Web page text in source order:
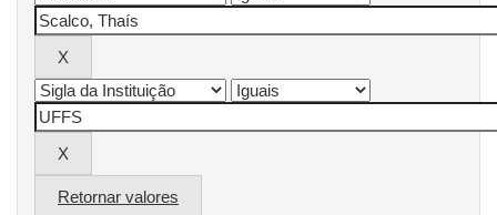
Retornar valores